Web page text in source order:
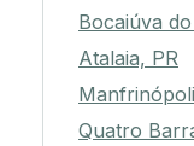
Bocaiúva
Atalaia, PR
Quatro